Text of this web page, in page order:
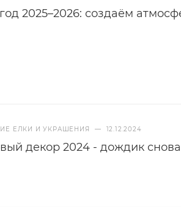
2025–2026: создаём
ЕЛКИ И УКРАШЕНИЯ — 12.12.2024
декор 2024 - дождик